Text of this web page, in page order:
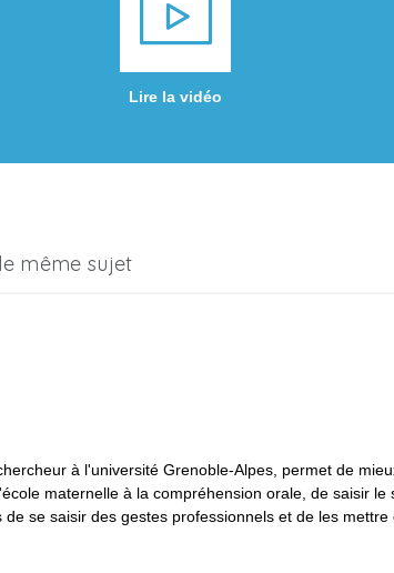
Lire la vidéo
même sujet
à l'université Grenoble-Alpes, permet de
maternelle à la compréhension orale, de saisir
de se saisir des gestes professionnels et de les